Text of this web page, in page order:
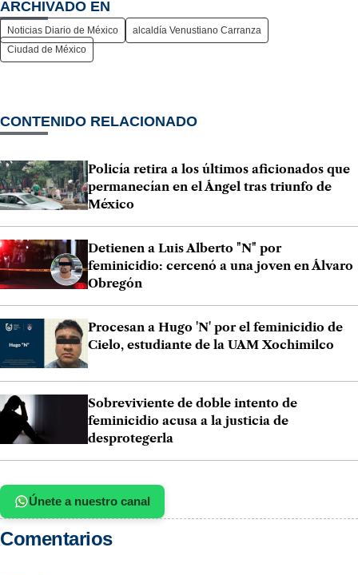
ARCHIVADO EN
Noticias Diario de México
alcaldía Venustiano Carranza
Ciudad de México
CONTENIDO RELACIONADO
Policía retira a los últimos aficionados que
permanecían en el Ángel tras triunfo de
México
Detienen a Luis Alberto "N" por
feminicidio: cercenó a una joven en Álvaro
Obregón
Procesan a Hugo 'N' por el feminicidio de
Cielo, estudiante de la UAM Xochimilco
Sobreviviente de doble intento de
feminicidio acusa a la justicia de
desprotegerla
Únete a nuestro canal
Comentarios